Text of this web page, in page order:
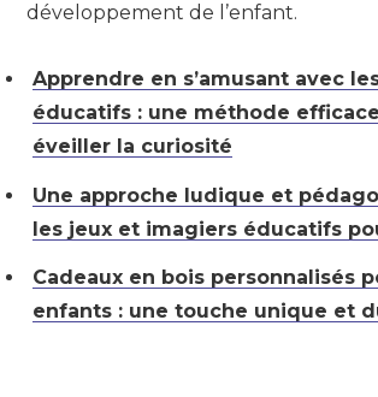
développement de l’enfant.
Apprendre en s’amusant avec
éducatifs : une méthode
éveiller la curiosité
Une approche ludique et
les jeux et imagiers éducatifs
Cadeaux en bois personnalisés
enfants : une touche unique et